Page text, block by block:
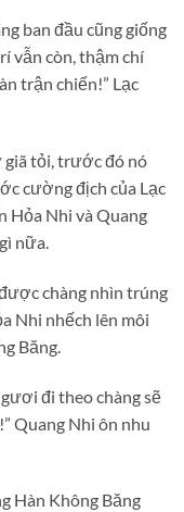
ban đầu cũng giống
vẫn còn, thậm chí
trận chiến!” Lạc
giã tỏi, trước đó nó
cường địch của Lạc
Hỏa Nhi và Quang
nữa.
chàng nhìn trúng
Nhi nhếch lên môi
Băng.
đi theo chàng sẽ
Quang Nhi ôn nhu
Hàn Không Băng